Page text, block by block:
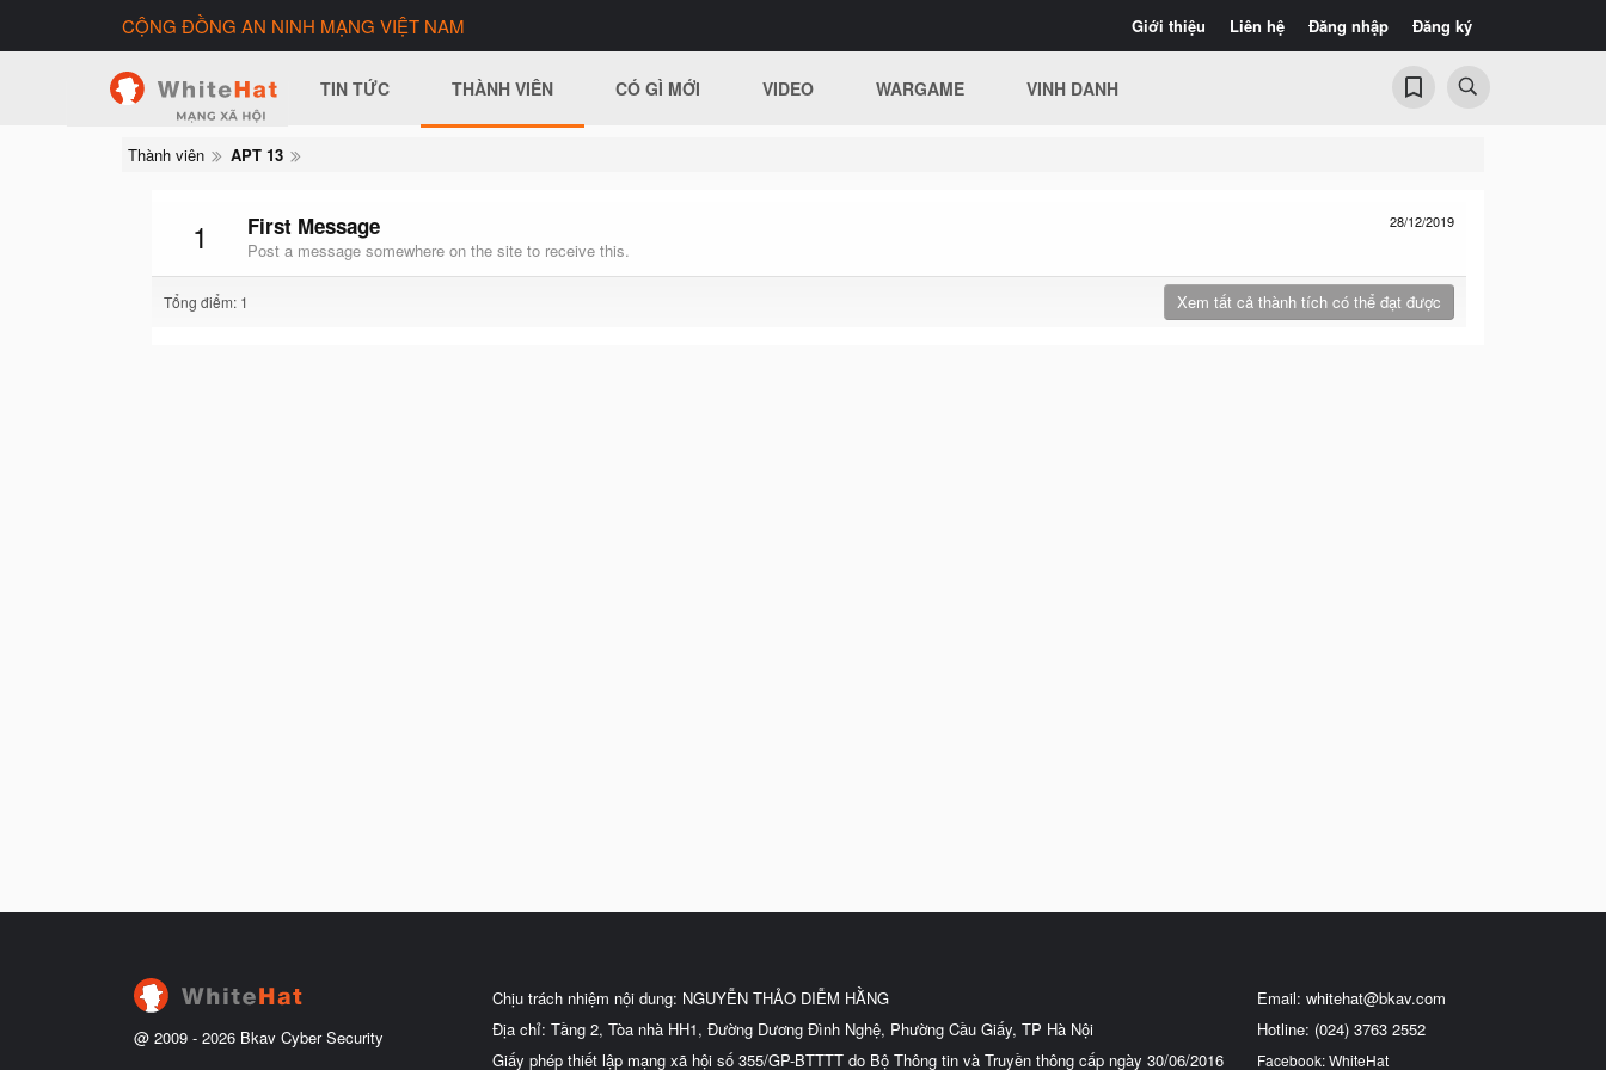
Giới thiệu Liên hệ Đăng nhập Đăng ký
CỘNG ĐỒNG AN NINH MẠNG VIỆT NAM
TIN TỨC THÀNH VIÊN CÓ GÌ MỚI VIDEO WARGAME VINH DANH
Thành viên APT 13
1 28/12/2019
First Message
Post a message somewhere on the site to receive this.
Tổng điểm: 1 Xem tất cả thành tích có thể đạt được
@ 2009 - 2026 Bkav Cyber Security
Chịu trách nhiệm nội dung: NGUYỄN THẢO DIỄM HẰNG
Địa chỉ: Tầng 2, Tòa nhà HH1, Đường Dương Đình Nghệ, Phường Cầu Giấy, TP Hà Nội
Giấy phép thiết lập mạng xã hội số 355/GP-BTTTT do Bộ Thông tin và Truyền thông cấp ngày 30/06/2016
Email: whitehat@bkav.com
Hotline: (024) 3763 2552
Facebook: WhiteHat